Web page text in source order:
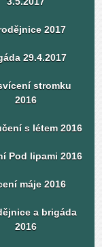
2017
29.4.2017
stromku
2016
s létem 2016
Pod lipami 2016
máje 2016
a brigáda
2016